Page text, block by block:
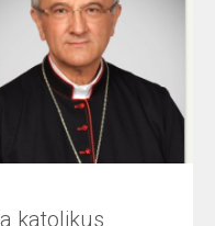
katolikus